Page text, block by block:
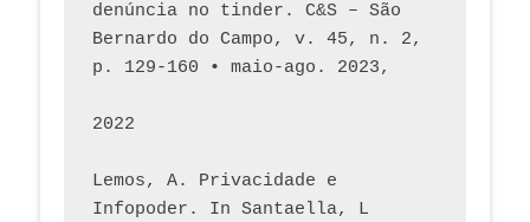
denúncia no tinder. C&S – São
Bernardo do Campo, v. 45, n. 2,
p. 129-160 • maio-ago. 2023,
2022
Lemos, A. Privacidade e
Infopoder. In Santaella, L